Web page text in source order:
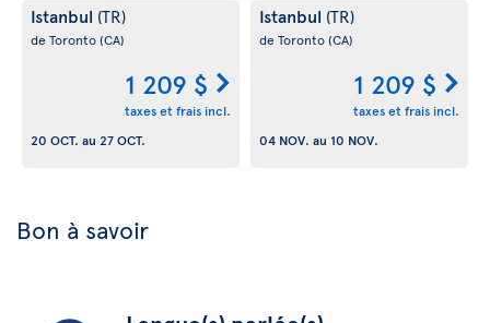
Istanbul (TR)
de Toronto(CA)
1 209 $
taxes et frais incl.
20 OCT. au 27 OCT.
Istanbul (TR)
de Toronto(CA)
1 209 $
taxes et frais incl.
04 NOV. au 10 NOV.
Bon à savoir